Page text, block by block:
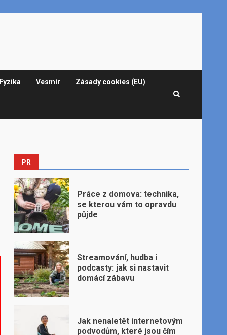
Fyzika Vesmír Zásady cookies (EU)
PR
Práce z domova: technika,
se kterou vám to opravdu
půjde
Streamování, hudba i
podcasty: jak si nastavit
domácí zábavu
Jak nenaletět internetovým
podvodům, které jsou čím